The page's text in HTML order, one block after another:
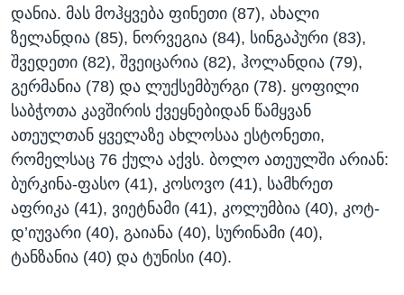
დანია. მას მოჰყვება ფინეთი (87), ახალი
ზელანდია (85), ნორვეგია (84), სინგაპური (83),
შვედეთი (82), შვეიცარია (82), ჰოლანდია (79),
გერმანია (78) და ლუქსემბურგი (78). ყოფილი
საბჭოთა კავშირის ქვეყნებიდან წამყვან
ათეულთან ყველაზე ახლოსაა ესტონეთი,
რომელსაც 76 ქულა აქვს. ბოლო ათეულში არიან:
ბურკინა-ფასო (41), კოსოვო (41), სამხრეთ
აფრიკა (41), ვიეტნამი (41), კოლუმბია (40), კოტ-
დ’იუვარი (40), გაიანა (40), სურინამი (40),
ტანზანია (40) და ტუნისი (40).